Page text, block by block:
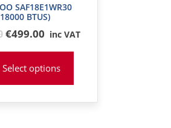
SAF18E1WR30
BTUS)
Original
price
was:
€499.00 inc VAT
Select options